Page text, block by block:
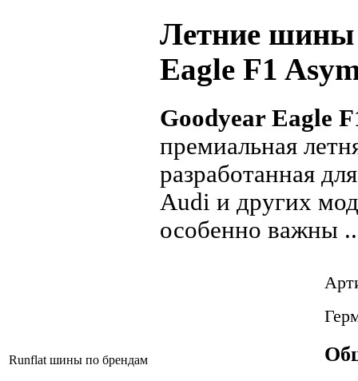
Runflat шины по брендам
Летние шины
Eagle F1
Goodyear Eagle
премиальная
разработанная
Audi и других
особенно важны